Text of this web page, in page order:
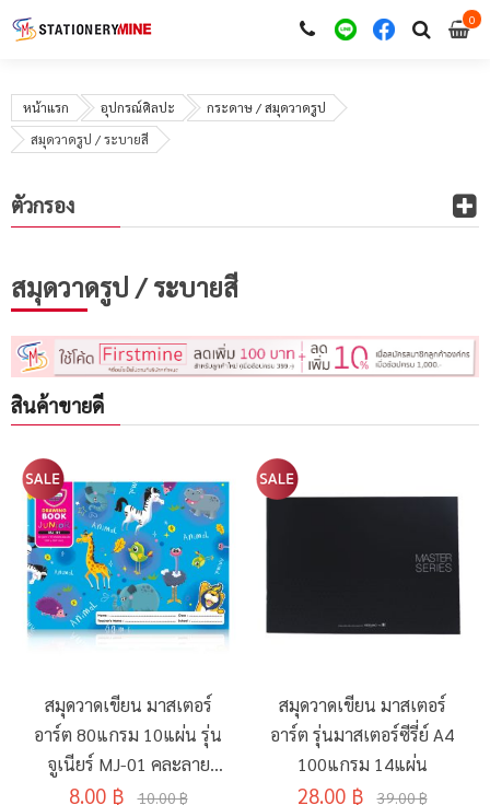
00
หน้าแรก อุปกรณ์ศิลปะ
กระดาษ / สมุดวาดรูป
สมุดวาดรูป / ระบายสี
สมุดวาดรูป / ระบายสี
สินค้าขายดี
สมุดวาดเขียน มาสเตอร์
อาร์ต 80แกรม 10แผ่น รุ่น
จูเนียร์ MJ-01 คละลาย
190x260มม.
8.00 ฿ 10.00 ฿
สมุดวาดเขียน มาสเตอร์
อาร์ต รุ่นมาสเตอร์ซีรี่ย์ A4
100แกรม 14แผ่น
28.00 ฿ 39.00 ฿
ตัวกรอง